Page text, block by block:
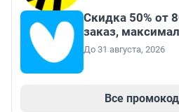
Скидка 50% от
заказ,
До 31 августа, 2026
Все